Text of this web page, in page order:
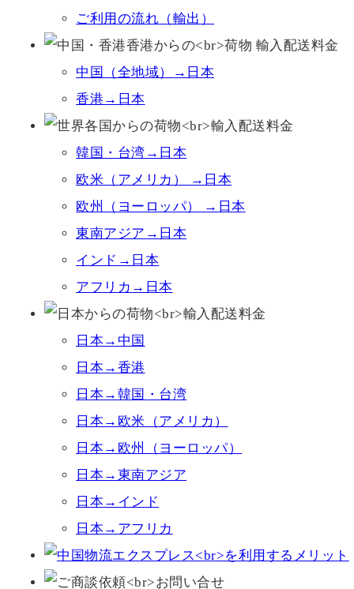
ご利用の流れ（輸出）
中国（全地域）→日本
香港→日本
韓国・台湾→日本
欧米（アメリカ） →日本
欧州（ヨーロッパ） →日本
東南アジア→日本
インド→日本
アフリカ→日本
日本→中国
日本→香港
日本→韓国・台湾
日本→欧米（アメリカ）
日本→欧州（ヨーロッパ）
日本→東南アジア
日本→インド
日本→アフリカ